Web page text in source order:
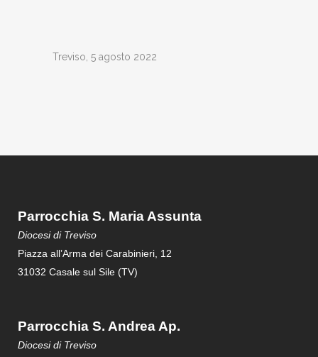
Treviso, 5 agosto 2022
Parrocchia S. Maria Assunta
Diocesi di Treviso
Piazza all’Arma dei Carabinieri, 12
31032 Casale sul Sile (TV)
Parrocchia S. Andrea Ap.
Diocesi di Treviso